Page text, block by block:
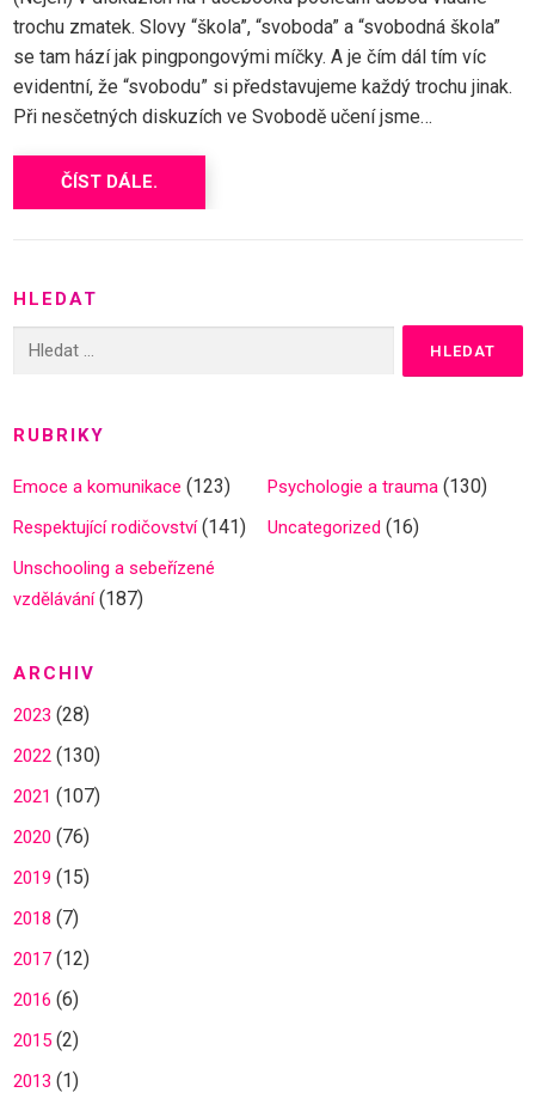
trochu zmatek. Slovy “škola”, “svoboda” a “svobodná škola”
se tam hází jak pingpongovými míčky. A je čím dál tím víc
evidentní, že “svobodu” si představujeme každý trochu jinak.
Při nesčetných diskuzích ve Svobodě učení jsme…
ČÍST DÁLE.
HLEDAT
RUBRIKY
Emoce a komunikace (123) Psychologie a trauma (130)
Respektující rodičovství(141) Uncategorized (16)
Unschooling a sebeřízené
vzdělávání(187)
ARCHIV
2023 (28)
2022(130)
2021 (107)
2020 (76)
2019 (15)
2018 (7)
2017(12)
2016 (6)
2015(2)
2013 (1)